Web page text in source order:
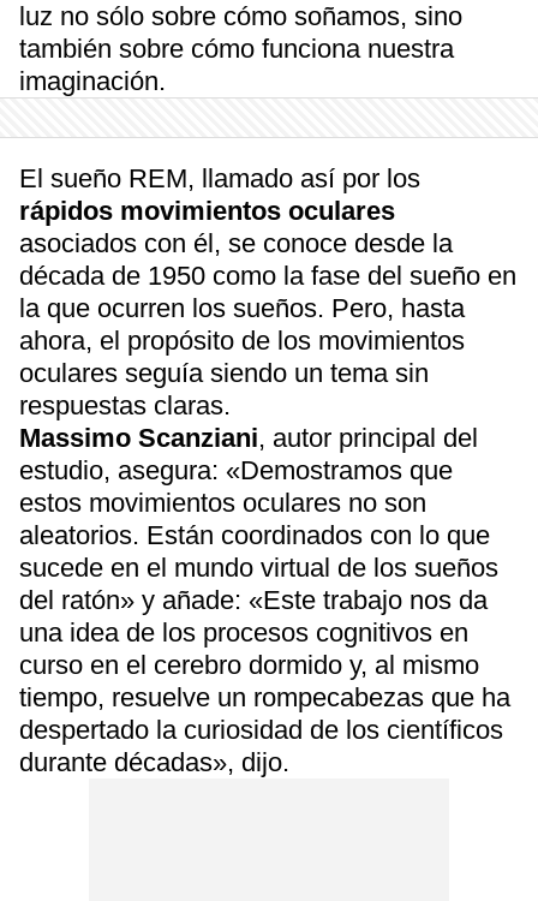
luz no sólo sobre cómo soñamos, sino
también sobre cómo funciona nuestra
imaginación.
El sueño REM, llamado así por los
rápidos movimientos oculares
asociados con él, se conoce desde la
década de 1950 como la fase del sueño en
la que ocurren los sueños. Pero, hasta
ahora, el propósito de los movimientos
oculares seguía siendo un tema sin
respuestas claras.
Massimo Scanziani, autor principal del
estudio, asegura: «Demostramos que
estos movimientos oculares no son
aleatorios. Están coordinados con lo que
sucede en el mundo virtual de los sueños
del ratón» y añade: «Este trabajo nos da
una idea de los procesos cognitivos en
curso en el cerebro dormido y, al mismo
tiempo, resuelve un rompecabezas que ha
despertado la curiosidad de los científicos
durante décadas», dijo.